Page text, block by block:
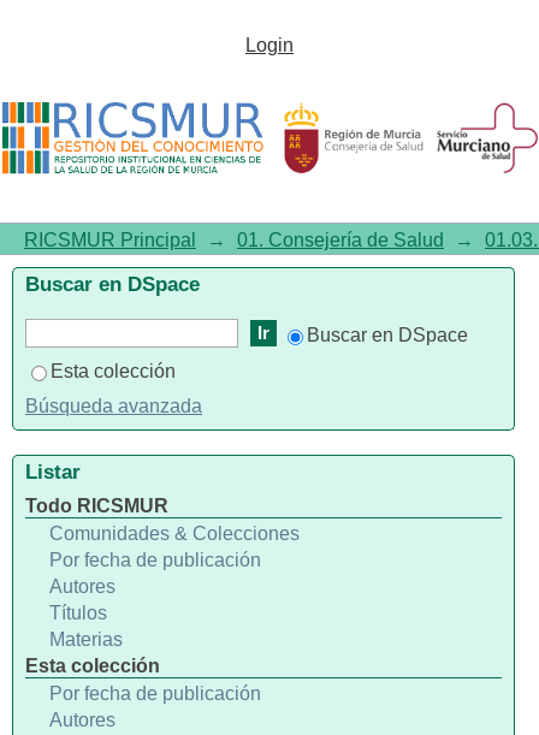
Informe Regional CMBD 2013.
Login
RICSMUR Principal → 01. Consejería de Salud →
Buscar en DSpace
Buscar en DSpace
Esta colección
Búsqueda avanzada
Listar
Todo RICSMUR
Comunidades & Colecciones
Por fecha de publicación
Autores
Títulos
Materias
Esta colección
Por fecha de publicación
Autores